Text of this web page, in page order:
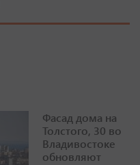
Фасад дома на
Толстого, 30 во
Владивостоке
обновляют